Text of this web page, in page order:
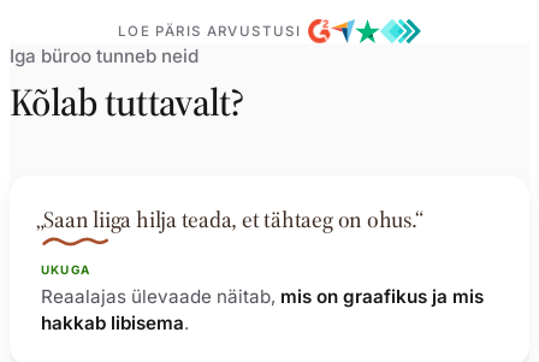
LOE PÄRIS ARVUSTUSI
Iga büroo tunneb neid
Kõlab tuttavalt?
„Saan liiga hilja teada, et tähtaeg on ohus.“
UKUGA
Reaalajas ülevaade näitab, mis on graafikus ja mis
hakkab libisema.